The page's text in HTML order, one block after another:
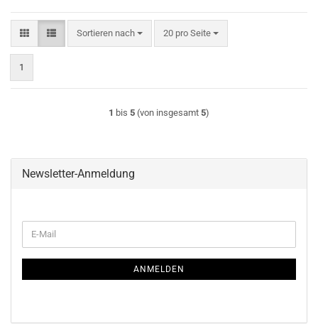
Sortieren nach
Sortieren nach 20 pro Seite
pro Seite
1
1 bis 5 (von insgesamt 5)
Newsletter-Anmeldung
ZUR
E-
Mail
ANMELDEN